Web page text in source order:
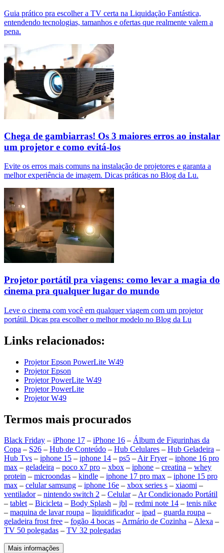
Guia prático pra escolher a TV certa na Liquidação Fantástica,
entendendo tecnologias, tamanhos e ofertas que realmente valem a
pena.
Chega de gambiarras! Os 3 maiores erros ao instalar
um projetor e como evitá-los
Evite os erros mais comuns na instalação de projetores e garanta a
melhor experiência de imagem. Dicas práticas no Blog da Lu.
Projetor portátil pra viagens: como levar a magia do
cinema pra qualquer lugar do mundo
Leve o cinema com você em qualquer viagem com um projetor
portátil. Dicas pra escolher o melhor modelo no Blog da Lu
Links relacionados:
Projetor Epson PowerLite W49
Projetor Epson
Projetor PowerLite W49
Projetor PowerLite
Projetor W49
Termos mais procurados
Black Friday – iPhone 17 – iPhone 16 – Álbum de Figurinhas da
Copa – S26 – Hub de Conteúdo – Hub Celulares – Hub Geladeira –
Hub Tvs – iphone 15 – iphone 14 – ps5 –Air Fryer– iphone 16 pro
max – geladeira – poco x7 pro – xbox – iphone – creatina – whey
protein – microondas – kindle – iphone 17 pro max – iphone 15 pro
max – celular samsung – iphone 16e – xbox series s – xiaomi –
ventilador– nintendo switch 2 – Celular–Ar Condicionado Portátil
– tablet– Bicicleta – Body Splash – jbl – redmi note 14 – tenis nike
– maquina de lavar roupa – liquidificador– ipad – guarda roupa –
geladeira frost free – fogão 4 bocas –Armário de Cozinha –Alexa –
TV 50 polegadas – TV 32 polegadas
Mais informações